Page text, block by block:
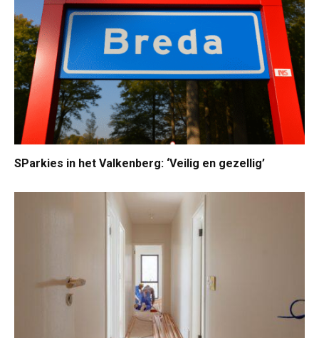
SParkies in het Valkenberg: ‘Veilig en gezellig’